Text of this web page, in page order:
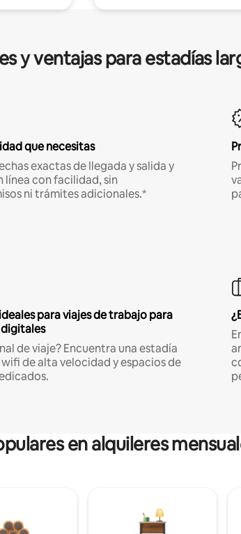
y ventajas para estadías
que necesitas
exactas de llegada y salida y
línea con facilidad, sin
ni trámites adicionales.*
para viajes de trabajo para
de viaje? Encuentra una estadía
de alta velocidad y espacios de
en alquileres